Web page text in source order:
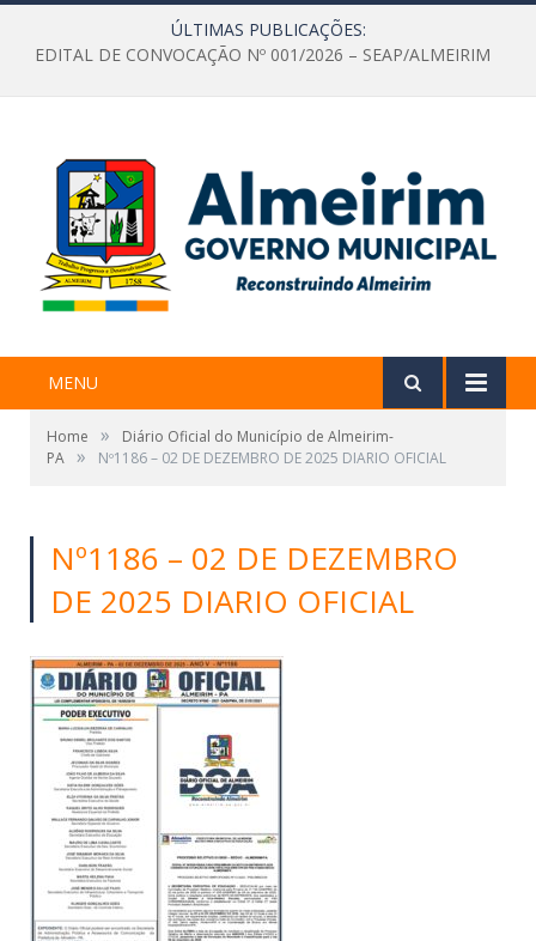
ÚLTIMAS PUBLICAÇÕES:
EDITAL DE CONVOCAÇÃO Nº 001/2026 – SEAP/ALMEIRIM
MENU
Home »
Diário Oficial do Município de Almeirim-
PA » Nº1186 – 02 DE DEZEMBRO DE 2025 DIARIO OFICIAL
Nº1186 – 02 DE DEZEMBRO
DE 2025 DIARIO OFICIAL